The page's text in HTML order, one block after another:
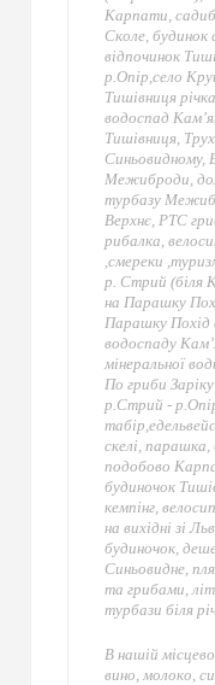
Карпати,
Сколе, будинок
відпочинок
р.Опір,село
Тишівниця
водоспад
Тишівниця,
Синьовидному,
Межиброди,
турбазу
Верхнє, РТС
рибалка,
,смереки
р. Стрий (біля
на Парашку
Парашку Похід
водоспаду
мінеральної
По гриби
р.Стрий -
скелі,
подобово
будиночок
кемпінг,
на вихідні зі
будиночок,
Синьовидне,
та грибами,
турбази біля
В нашій
вино, молоко,